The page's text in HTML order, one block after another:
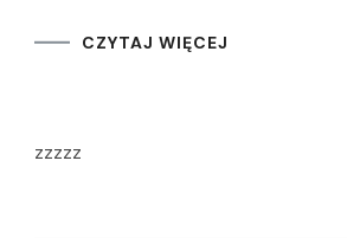
CZYTAJ WIĘCEJ
zzzzz